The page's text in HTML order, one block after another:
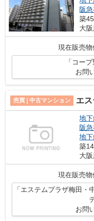
阪
築
大
現在販売物
「コー
お問
売買 | 中古マンション エステム
地
阪
地
築
大
現在販売物
「エステムプラザ梅田
お問